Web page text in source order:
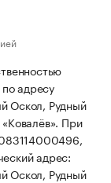
адресу
Оскол, Рудный
При
адрес:
Оскол, Рудный